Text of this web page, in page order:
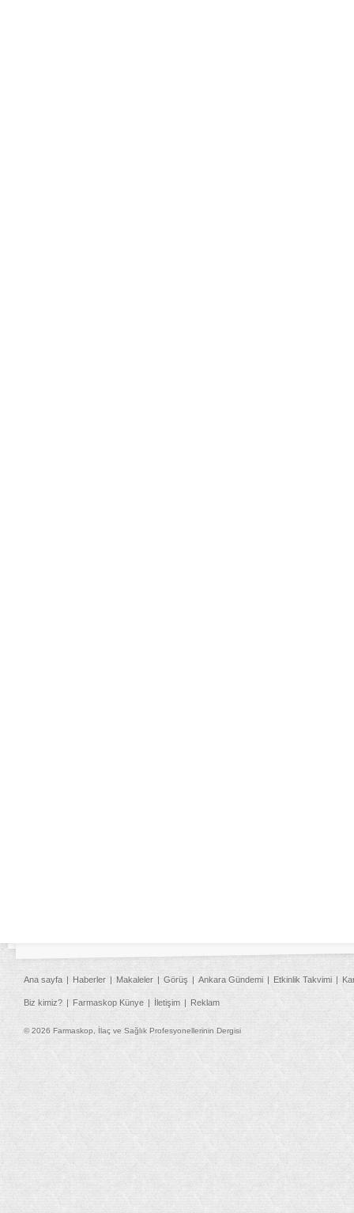
Ana sayfa Haberler Makaleler Görüş Ankara Gündemi Etkinlik Takvimi
Biz kimiz? Farmaskop Künye İletişim Reklam
© 2026 Farmaskop, İlaç ve Sağlık Profesyonellerinin Dergisi